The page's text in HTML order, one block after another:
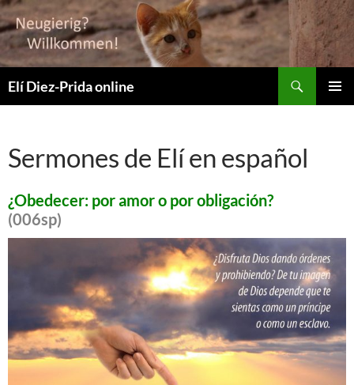
Elí Diez-Prida online
Sermones de Elí en español
¿Obedecer: por amor o por obligación?
(006sp)